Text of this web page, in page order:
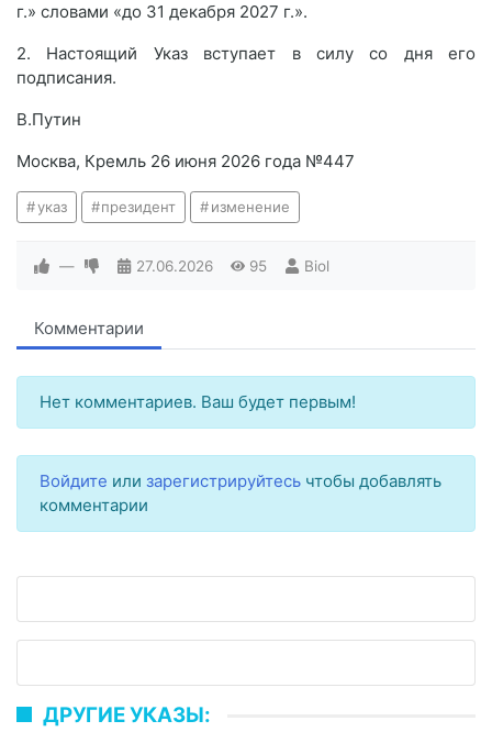
г.» словами «до 31 декабря 2027 г.».
2. Настоящий Указ вступает в силу со дня его
подписания.
В.Путин
Москва, Кремль 26 июня 2026 года №447
указ президент изменение
— 27.06.2026 95 Biol
Комментарии
Нет комментариев. Ваш будет первым!
Войдите или зарегистрируйтесь чтобы добавлять
комментарии
ДРУГИЕ УКАЗЫ: